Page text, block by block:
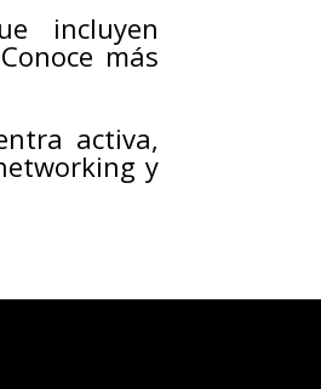
incluyen
más
activa,
y